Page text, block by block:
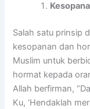
Salah satu prinsip
kesopanan dan
Muslim untuk
hormat kepada
Allah berfirman,
Ku, ‘Hendaklah